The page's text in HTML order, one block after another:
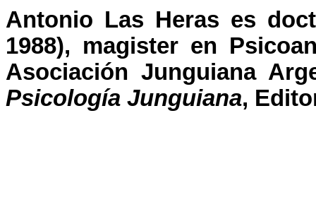
Antonio Las Heras es
1988), magister en
Asociación Junguiana
Psicología Junguiana,